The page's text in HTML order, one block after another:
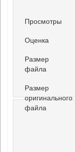
Просмотры
Оценка
Размер
файла
Размер
оригинального
файла